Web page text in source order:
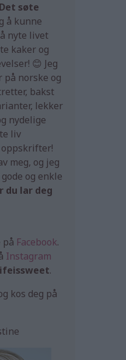
søte
å kunne
nyte livet
kaker og
😊 Jeg
norske og
bakst
lekker
nydelige
liv
oppskrifter!
meg, og jeg
og enkle
du lar deg
på Facebook.
Instagram
.
kos deg på